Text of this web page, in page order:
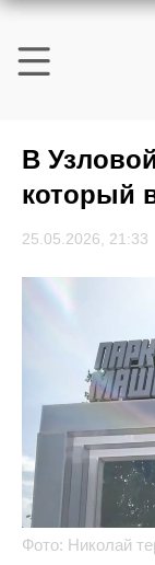
В
который
25.05.2026, 21:33
Фото: Николай